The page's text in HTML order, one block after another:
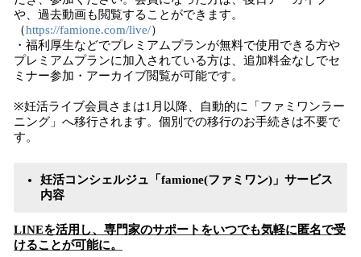
や、過去動画も閲覧することができます。
（https://famione.com/live/）
・福利厚生などでプレミアムプランが無料で使用できる方や
プレミアムプランに加入されている方は、追加料金なしでセ
ミナー参加・アーカイブ閲覧が可能です。
※妊活ライブ会員さまは1月以降、自動的に「ファミワンラー
ニング」へ移行されます。個別での移行のお手続きは不要で
す。
妊活コンシェルジュ「 famione(ファミワン) 」 サービス
内容
LINEを活用し、専門家のサポート をいつでも気軽に匿名で受
けることが可能に。